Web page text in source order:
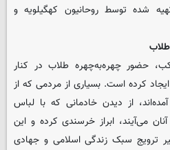
شده توسط روحانیون کهگیلویه و
حضور چهره‌به‌چهره طلاب در کنار
کرده است. بسیاری از مردمی که از
از دیدن خادمانی که با لباس
می‌آیند، ابراز خرسندی کرده و این
ترویج سبک زندگی اسلامی و جهادی